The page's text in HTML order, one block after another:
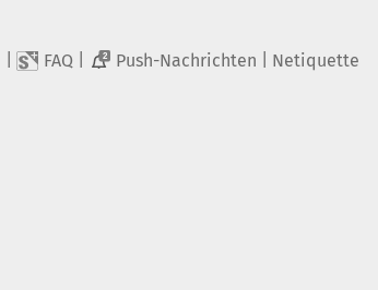
FAQ 2 Push-Nachrichten Netiquette